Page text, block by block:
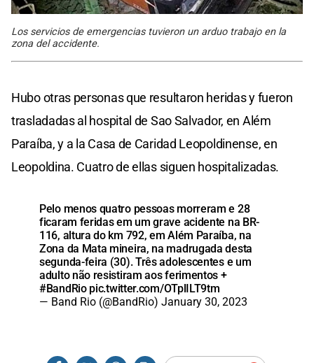
Los servicios de emergencias tuvieron un arduo trabajo en la
zona del accidente.
Hubo otras personas que resultaron heridas y fueron
trasladadas al hospital de Sao Salvador, en Além
Paraíba, y a la Casa de Caridad Leopoldinense, en
Leopoldina. Cuatro de ellas siguen hospitalizadas.
Pelo menos quatro pessoas morreram e 28
ficaram feridas em um grave acidente na BR-
116, altura do km 792, em Além Paraíba, na
Zona da Mata mineira, na madrugada desta
segunda-feira (30). Três adolescentes e um
adulto não resistiram aos ferimentos +
#BandRio pic.twitter.com/OTplILT9tm
— Band Rio (@BandRio) January 30, 2023